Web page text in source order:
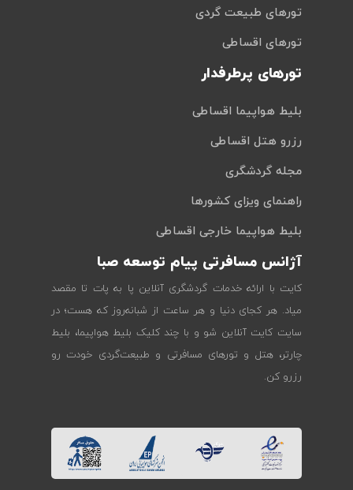
تورهای طبیعت گردی
تورهای اقساطی
تورهای پرطرفدار
بلیط هواپیما اقساطی
رزرو هتل اقساطی
مجله گردشگری
راهنمای ویزای کشورها
بلیط هواپیما خارجی اقساطی
آژانس مسافرتی پیام توسعه صبا
کایت با ارائه خدمات گردشگری آنلاین پا به پات تا مقصد
میاد. هر کجای دنیا و هر ساعت از شبانه‌روز که هست؛ در
سایت کایت آنلاین شو و با چند کلیک بلیط هواپیما، بلیط
چارتر، هتل و تورهای مسافرتی و طبیعت‌گردی خودت رو
رزرو کن.